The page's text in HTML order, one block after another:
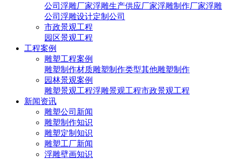
公司 浮雕厂家浮雕生产供应厂家浮雕制作厂家浮雕
公司 浮雕设计定制公司
市政景观工程
园区景观工程
工程案例
雕塑工程案例
雕塑制作材质雕塑制作类型其他雕塑制作
园林景观案例
雕塑景观工程浮雕景观工程市政景观工程
新闻资讯
雕塑公司新闻
雕塑制作知识
雕塑定制知识
雕塑工厂新闻
浮雕壁画知识